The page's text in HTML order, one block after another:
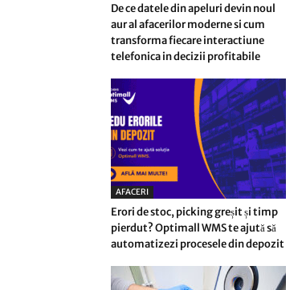
De ce datele din apeluri devin noul
aur al afacerilor moderne si cum
transforma fiecare interactiune
telefonica in decizii profitabile
AFACERI
Erori de stoc, picking greșit și timp
pierdut? Optimall WMS te ajută să
automatizezi procesele din depozit